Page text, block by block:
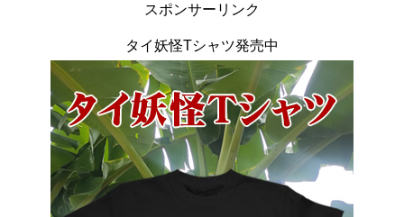
スポンサーリンク
タイ妖怪Tシャツ発売中